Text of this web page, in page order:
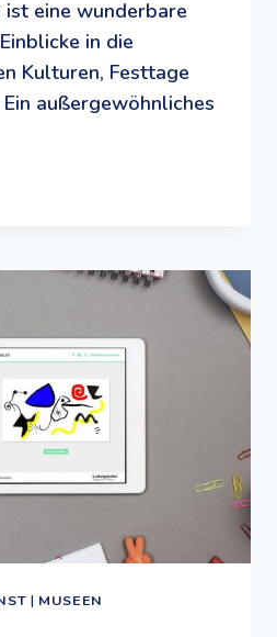
ist eine wunderbare
in die
Kulturen, Festtage
außergewöhnliches
| MUSEEN